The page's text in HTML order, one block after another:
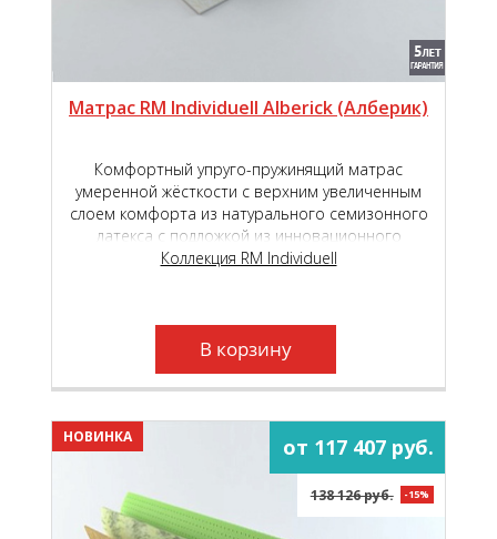
Матрас RM Individuell Alberick (Aлберик)
Комфортный упруго-пружинящий матрас
умеренной жёсткости с верхним увеличенным
слоем комфорта из натурального семизонного
латекса с подложкой из инновационного
наполнителя TIGER touch ®.
Коллекция RM Individuell
В корзину
НОВИНКА от 117 407 руб.
138 126 руб. -15%